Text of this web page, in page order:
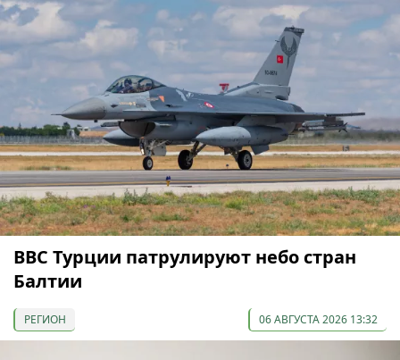
ВВС Турции патрулируют небо стран
Балтии
РЕГИОН 06 АВГУСТА 2026 13:32